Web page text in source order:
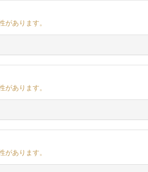
あります。
あります。
あります。